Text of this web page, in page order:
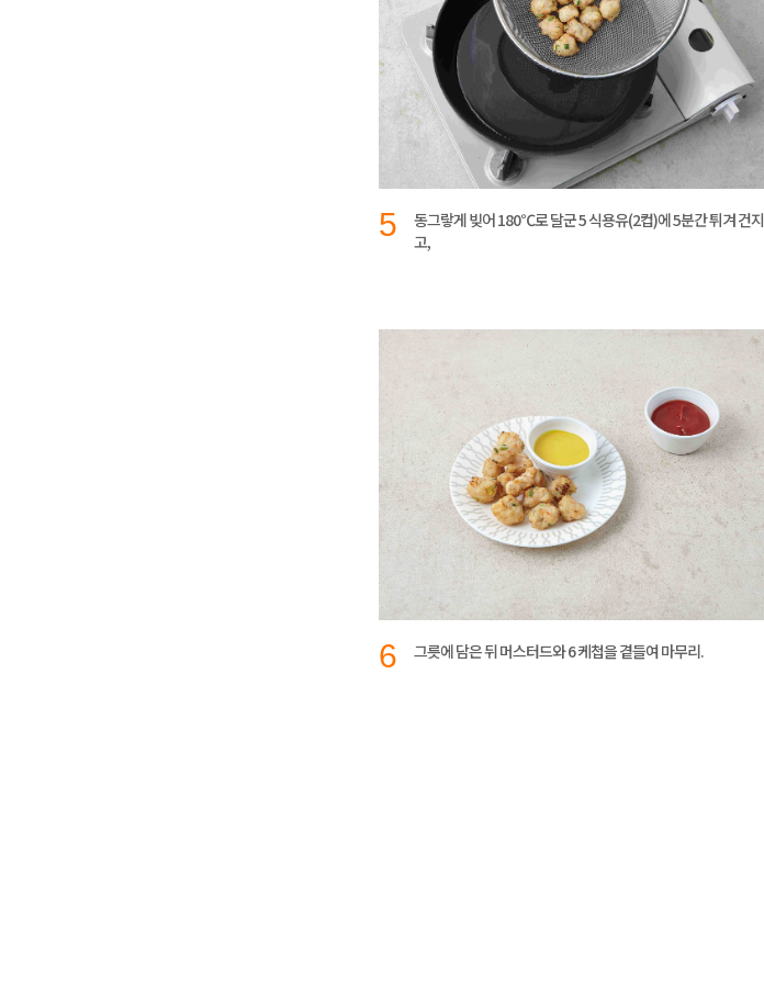
5
동그랗게 빚어 180℃로 달군 5 식용유(2컵)에 5분간 튀겨 건지
고,
6 그릇에 담은 뒤 머스터드와 6 케첩을 곁들여 마무리.